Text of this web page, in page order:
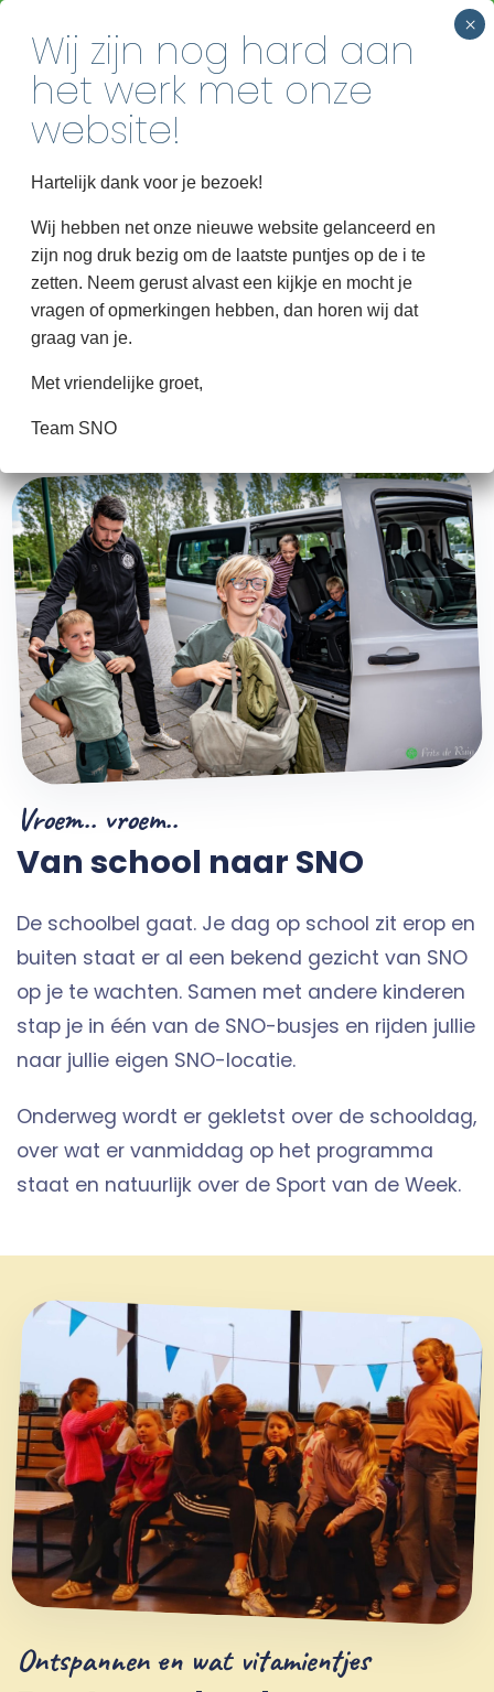
Groepen
Informatie
INSCHRIJVEN
EEN DAG BIJ SNO
ONTDEK ALLE GROEPEN
Vroem.. vroem..
Van school naar SNO
De schoolbel gaat. Je dag op school zit erop en
buiten staat er al een bekend gezicht van SNO
op je te wachten. Samen met andere kinderen
stap je in één van de SNO-busjes en rijden jullie
naar jullie eigen SNO-locatie.
Onderweg wordt er gekletst over de schooldag,
over wat er vanmiddag op het programma
staat en natuurlijk over de Sport van de Week.
Ontspannen en wat vitamientjes
Hartelijk dank voor je bezoek!
Wij hebben net onze nieuwe website gelanceerd en
zijn nog druk bezig om de laatste puntjes op de i te
zetten. Neem gerust alvast een kijkje en mocht je
vragen of opmerkingen hebben, dan horen wij dat
graag van je.
Met vriendelijke groet,
Team SNO